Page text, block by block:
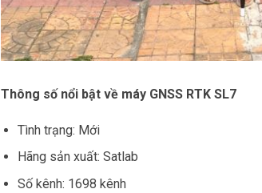
Thông số nổi bật về máy GNSS RTK SL7
Tình trạng: Mới
Hãng sản xuất: Satlab
Số kênh: 1698 kênh